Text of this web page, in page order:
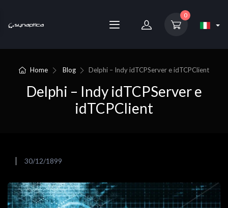
0
Home Blog Delphi – Indy idTCPServer e idTCPClient
Delphi – Indy idTCPServer e
idTCPClient
30/12/1899